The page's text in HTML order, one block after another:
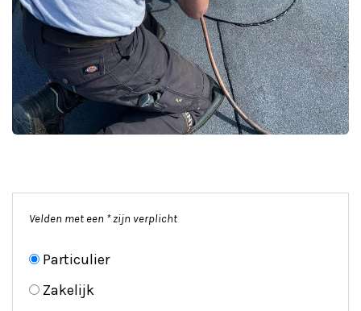
Velden met een * zijn verplicht
Particulier
Zakelijk